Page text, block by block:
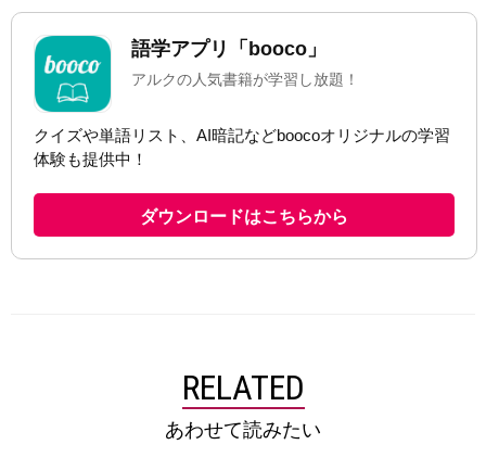
RELATED
あわせて読みたい